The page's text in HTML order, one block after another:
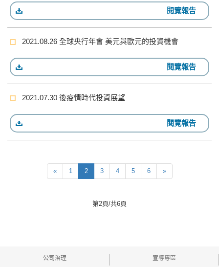
閱覽報告
2021.08.26 全球央行年會 美元與歐元的投資機會
閱覽報告
2021.07.30 後疫情時代投資展望
閱覽報告
« 1 2 3 4 5 6 »
第2頁/共6頁
公司治理 宣導專區